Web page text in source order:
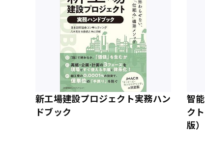
新工場建設プロジェクト実務ハン
ドブック
智
ク
版）